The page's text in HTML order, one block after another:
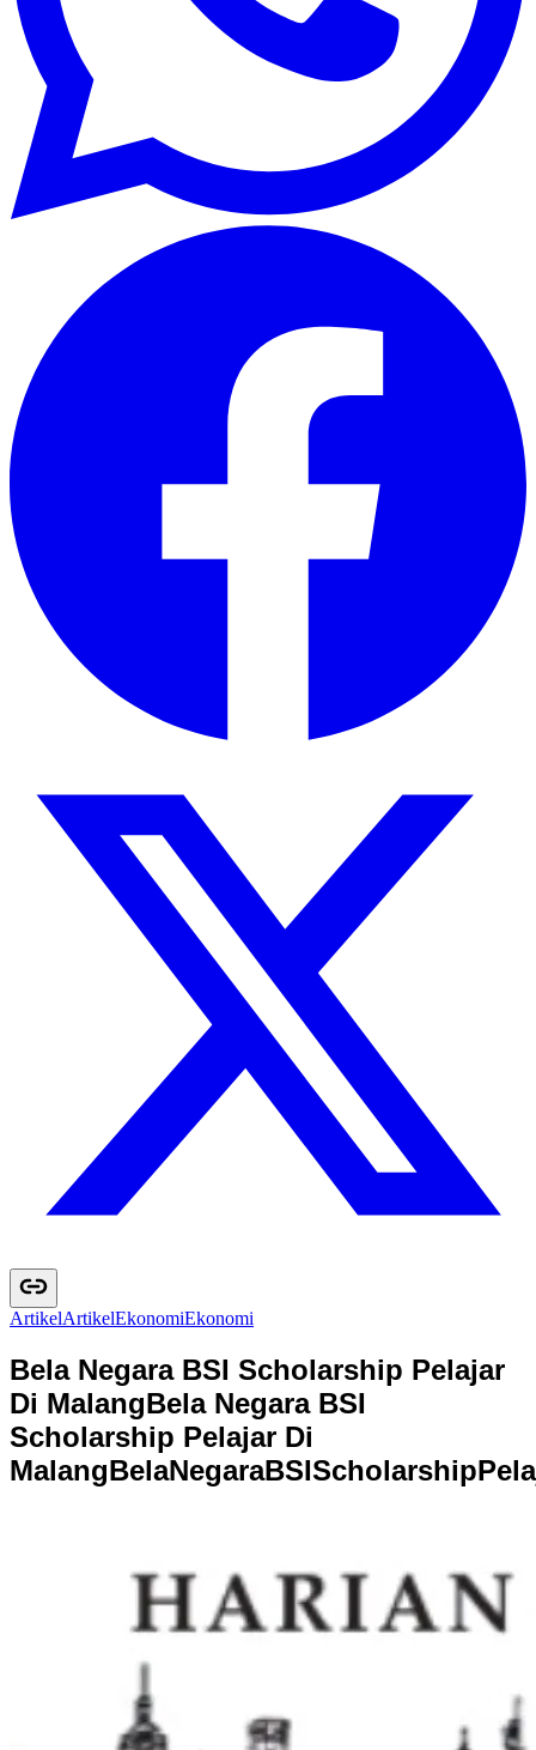
ArtikelArtikelEkonomiEkonomi
Bela Negara BSI Scholarship Pelajar
Di MalangBela Negara BSI
Scholarship Pelajar Di
MalangBelaNegaraBSIScholarshipPela